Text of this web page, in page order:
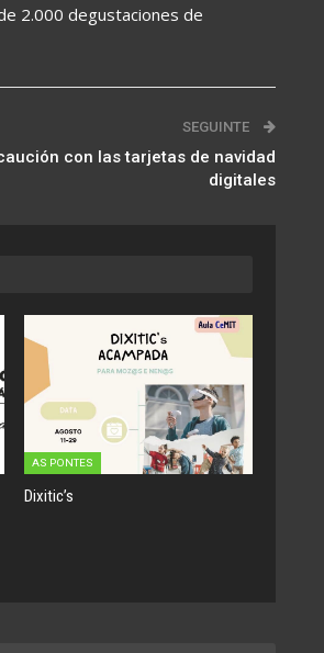
2.000 degustaciones de
SEGUINTE
con las tarjetas de navidad
digitales
AS PONTES
Dixitic’s